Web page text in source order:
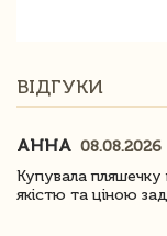
ВІДГУКИ
АННА 08.08.2026
Купувала пляшечку
якістю та ціною